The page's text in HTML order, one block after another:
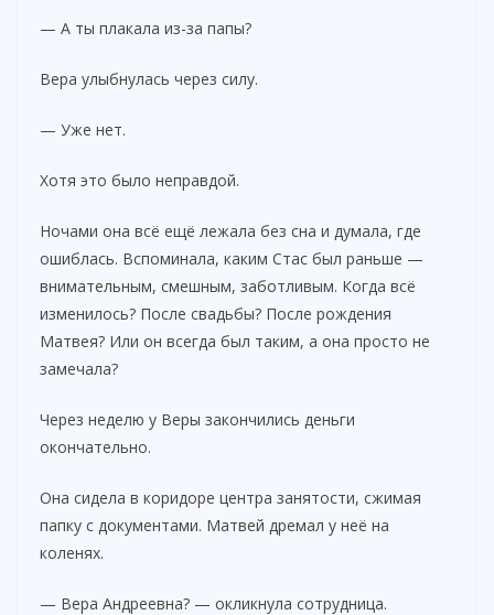
— А ты плакала из-за папы?
Вера улыбнулась через силу.
— Уже нет.
Хотя это было неправдой.
Ночами она всё ещё лежала без сна и думала, где
ошиблась. Вспоминала, каким Стас был раньше —
внимательным, смешным, заботливым. Когда всё
изменилось? После свадьбы? После рождения
Матвея? Или он всегда был таким, а она просто не
замечала?
Через неделю у Веры закончились деньги
окончательно.
Она сидела в коридоре центра занятости, сжимая
папку с документами. Матвей дремал у неё на
коленях.
— Вера Андреевна? — окликнула сотрудница.